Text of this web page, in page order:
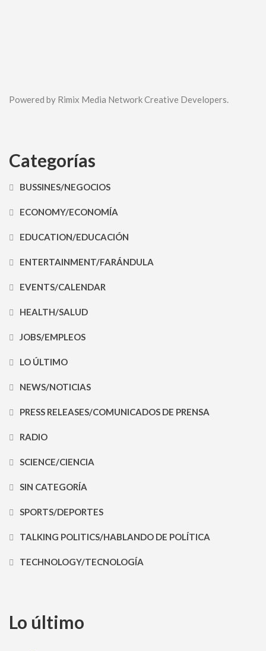
Powered by Rimix Media Network Creative Developers.
Categorías
BUSSINES/NEGOCIOS
ECONOMY/ECONOMÍA
EDUCATION/EDUCACIÓN
ENTERTAINMENT/FARÁNDULA
EVENTS/CALENDAR
HEALTH/SALUD
JOBS/EMPLEOS
LO ÚLTIMO
NEWS/NOTICIAS
PRESS RELEASES/COMUNICADOS DE PRENSA
RADIO
SCIENCE/CIENCIA
SIN CATEGORÍA
SPORTS/DEPORTES
TALKING POLITICS/HABLANDO DE POLÍTICA
TECHNOLOGY/TECNOLOGÍA
Lo último